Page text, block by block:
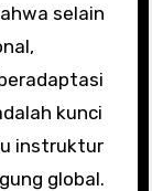
selain
kunci
instruktur
global.